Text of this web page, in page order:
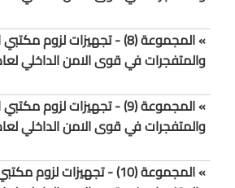
» المجموعة (8) - تجهيزات لزوم
والمتفجرات في قوى الامن الداخلي لعام
» المجموعة (9) - تجهيزات لزوم
والمتفجرات في قوى الامن الداخلي لعام
» المجموعة (10) - تجهيزات